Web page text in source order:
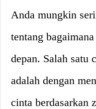
Anda mungkin
tentang
depan. Salah satu
adalah dengan
cinta berdasarkan